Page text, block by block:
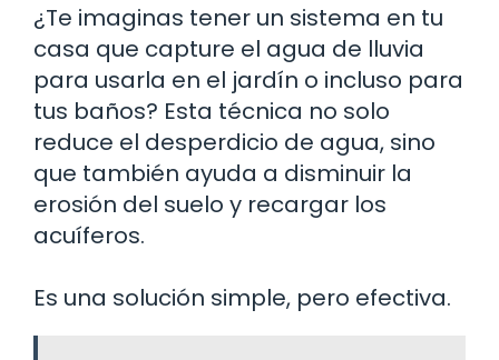
¿Te imaginas tener un sistema en tu
casa que capture el agua de lluvia
para usarla en el jardín o incluso para
tus baños? Esta técnica no solo
reduce el desperdicio de agua, sino
que también ayuda a disminuir la
erosión del suelo y recargar los
acuíferos.
Es una solución simple, pero efectiva.